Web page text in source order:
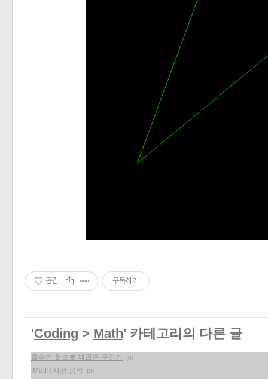
공감 구독하기
'Coding > Math' 카테고리의 다른 글
홀수의 합으로 제곱근 구하기 (0)
[Math] 사선 공식 (0)